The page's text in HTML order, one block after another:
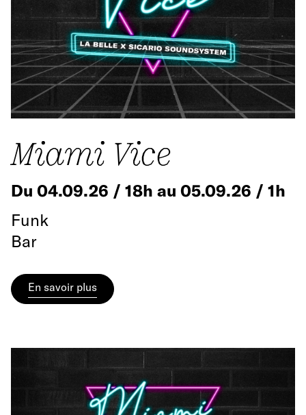
Miami Vice
Du 04.09.26 / 18h au 05.09.26 / 1h
Funk
Bar
En savoir plus